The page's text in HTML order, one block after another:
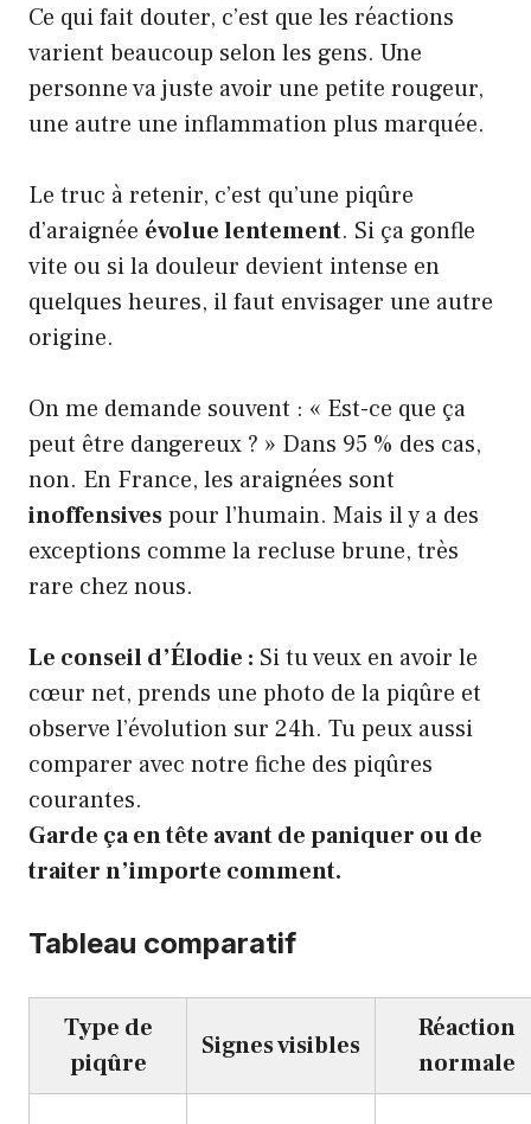
Ce qui fait douter, c’est que les réactions
varient beaucoup selon les gens. Une
personne va juste avoir une petite rougeur,
une autre une inflammation plus marquée.
Le truc à retenir, c’est qu’une piqûre
d’araignée évolue lentement. Si ça gonfle
vite ou si la douleur devient intense en
quelques heures, il faut envisager une autre
origine.
On me demande souvent : « Est-ce que ça
peut être dangereux ? » Dans 95 % des cas,
non. En France, les araignées sont
inoffensivespour l’humain. Mais il y a des
exceptions comme la recluse brune, très
rare chez nous.
Le conseil d’Élodie : Si tu veux en avoir le
cœur net, prends une photo de la piqûre et
observe l’évolution sur 24h. Tu peux aussi
comparer avec notre fiche des piqûres
courantes.
Garde ça en tête avant de paniquer ou de
traiter n’importe comment.
Tableau comparatif
Type de
piqûre
Signes visibles
Réaction
normale